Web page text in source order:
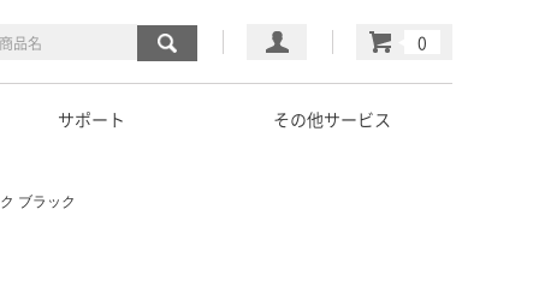
マイページ
カート
サポート その他サービス
ブラック